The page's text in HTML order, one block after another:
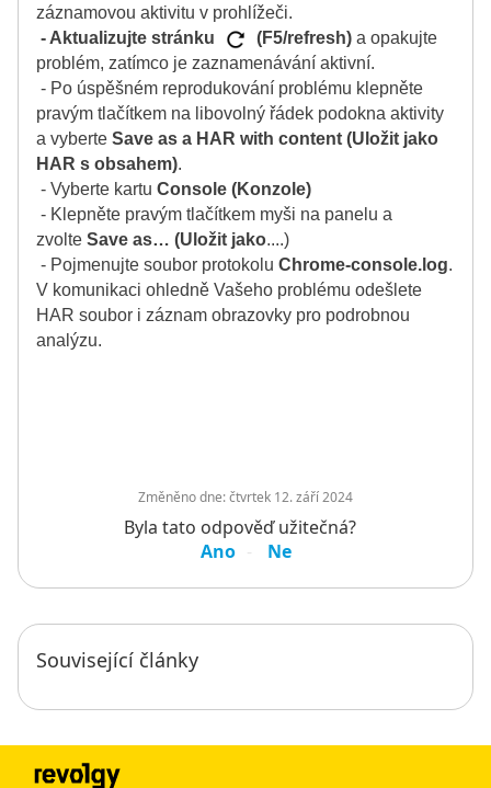
záznamovou aktivitu v prohlížeči.
- Aktualizujte stránku
(F5/refresh) a opakujte
problém, zatímco je zaznamenávání aktivní.
- Po úspěšném reprodukování problému klepněte
pravým tlačítkem na libovolný řádek podokna aktivity
a vyberte Save as a HAR with content (Uložit jako
HAR s obsahem).
- Vyberte kartu Console (Konzole)
- Klepněte pravým tlačítkem myši na panelu a
zvolte Save as… (Uložit jako....)
- Pojmenujte soubor protokolu Chrome-console.log.
V komunikaci ohledně Vašeho problému odešlete
HAR soubor i záznam obrazovky pro podrobnou
analýzu.
Změněno dne:čtvrtek 12. září 2024
Byla tato odpověď užitečná?
Ano
Ne
Související články